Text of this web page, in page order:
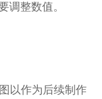
调整数值。
以作为后续制作